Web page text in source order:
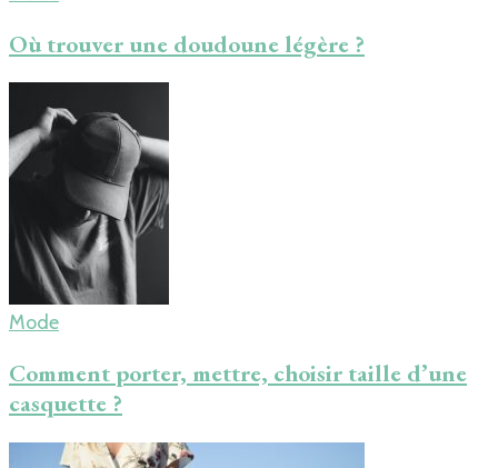
Où trouver une doudoune légère ?
Mode
Comment porter, mettre, choisir taille d’une
casquette ?